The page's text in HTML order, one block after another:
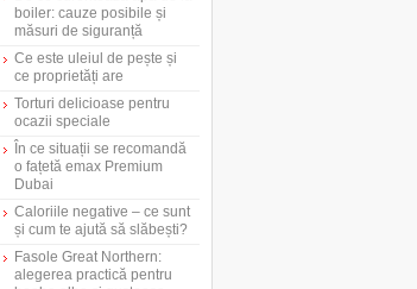
boiler: cauze posibile și
măsuri de siguranță
Ce este uleiul de pește și
ce proprietăți are
Torturi delicioase pentru
ocazii speciale
În ce situații se recomandă
o fațetă emax Premium
Dubai
Caloriile negative – ce sunt
și cum te ajută să slăbești?
Fasole Great Northern:
alegerea practică pentru